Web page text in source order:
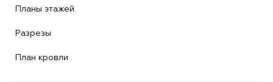
Планы этажей
Разрезы
План кровли